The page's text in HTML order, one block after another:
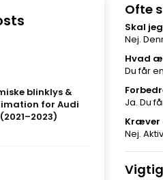
blinklys &
for Audi
Ofte
Skal
Nej.
Hvad
Du får
Ja. Du
Kræver
Nej.